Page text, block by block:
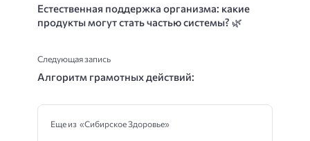
Естественная поддержка организма: какие
продукты могут стать частью системы? 🌿
Следующая запись
Алгоритм грамотных действий:
Еще из «Сибирское Здоровье»